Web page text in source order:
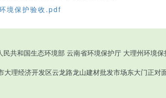
境保护验收.pdf
民共和国生态环境部 云南省环境保护厅 大理州环境保
理经济开发区云龙路龙山建材批发市场东大门正对